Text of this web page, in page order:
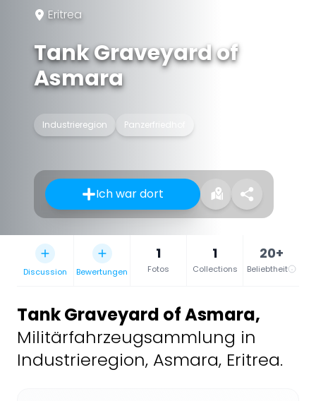
Eritrea
Tank Graveyard of
Asmara
Industrieregion Panzerfriedhof
Ich war dort
Discussion Bewertungen
1
Fotos
1
Collections
20+
Beliebtheit
Tank Graveyard of Asmara,
Militärfahrzeugsammlung in
Industrieregion, Asmara, Eritrea.